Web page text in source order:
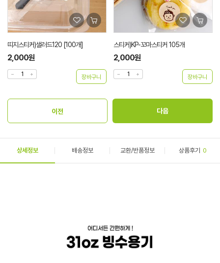
띠지스티커)샐러드120 [100개]
2,000원
스티커)KP-꼬마스티커 105개
2,000원
상세정보 배송정보 교환/반품정보 상품후기 0